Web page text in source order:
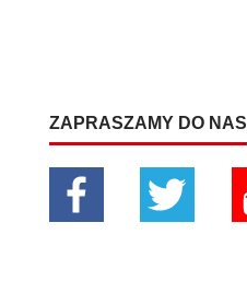
ZAPRASZAMY DO NAS